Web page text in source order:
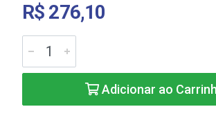
R$ 276,10
Adicionar ao